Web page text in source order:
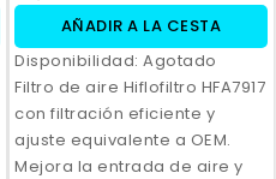
AÑADIR A LA CESTA
Disponibilidad: Agotado
Filtro de aire Hiflofiltro HFA7917
con filtración eficiente y
ajuste equivalente a OEM.
Mejora la entrada de aire y